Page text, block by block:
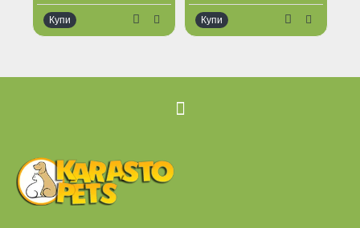
Купи Купи